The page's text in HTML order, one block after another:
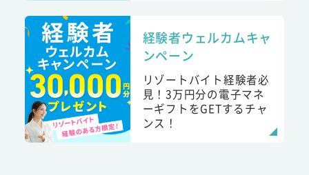
経験者ウェルカムキャ
ンペーン
リゾートバイト経験者必
見！3万円分の電子マネ
ーギフトをGETするチャ
ンス！